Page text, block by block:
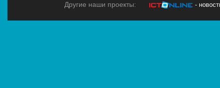
Другие наши проекты: -